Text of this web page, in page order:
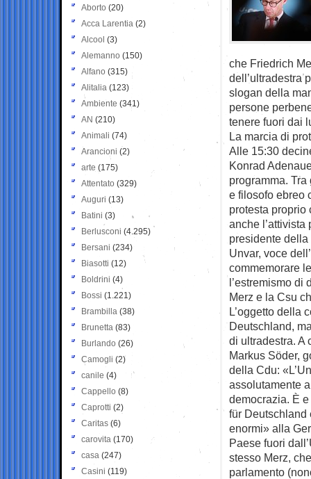
che Friedrich
dell’ultradestra
slogan della
persone
tenere fuori dai
La marcia di
Alle 15:30
Konrad
programma.
e filosofo ebreo
protesta proprio
anche l’attivista
presidente
Unvar, voce
commemorare
l’estremismo di
Merz e la Csu
L’oggetto della
Deutschland,
di ultradestra. A
Markus Söder,
della Cdu:
assolutamente
democrazia. È
für Deutschland
enormi» alla
Paese fuori
stesso Merz,
parlamento
Aborto (20)
Acca Larentia (2)
Alcool (3)
Alemanno (150)
Alfano (315)
Alitalia (123)
Ambiente (341)
AN (210)
Animali (74)
Arancioni (2)
arte (175)
Attentato (329)
Auguri (13)
Batini (3)
Berlusconi (4.295)
Bersani (234)
Biasotti (12)
Boldrini (4)
Bossi (1.221)
Brambilla (38)
Brunetta (83)
Burlando (26)
Camogli (2)
canile (4)
Cappello (8)
Caprotti (2)
Caritas (6)
carovita (170)
casa (247)
Casini (119)